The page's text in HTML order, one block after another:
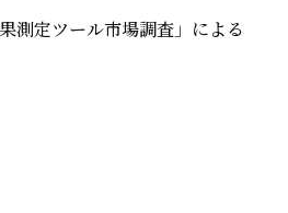
測定ツール市場調査」による